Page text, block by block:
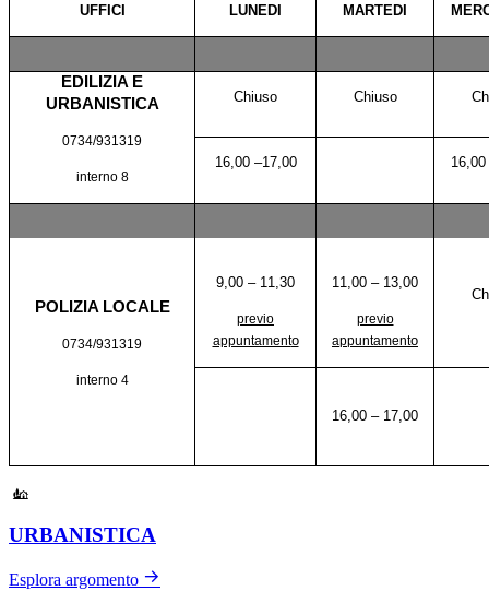
UFFICI LUNEDI MARTEDI
EDILIZIA E
URBANISTICA
0734/931319
interno 8
Chiuso Chiuso
16,00 –17,00
POLIZIA LOCALE
0734/931319
interno 4
9,00 – 11,30
previo
appuntamento
11,00 – 13,00
previo
appuntamento
16,00 – 17,00
URBANISTICA
Esplora argomento